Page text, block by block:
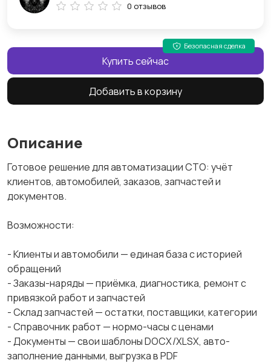
Описание
Готовое решение для автоматизации СТО: учёт
клиентов, автомобилей, заказов, запчастей и
документов.
Возможности:
- Клиенты и автомобили — единая база с историей
обращений
- Заказы-наряды — приёмка, диагностика, ремонт с
привязкой работ и запчастей
- Склад запчастей — остатки, поставщики, категории
- Справочник работ — нормо-часы с ценами
- Документы — свои шаблоны DOCX/XLSX, авто-
заполнение данными, выгрузка в PDF
0 отзывов
Безопасная сделка
Купить сейчас
Добавить в корзину